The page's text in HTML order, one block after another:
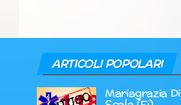
ARTICOLI POPOLARI
Mariagrazia Di